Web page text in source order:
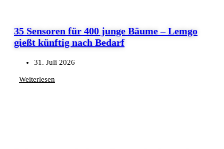
35 Sensoren für 400 junge Bäume – Lemgo
gießt künftig nach Bedarf
31. Juli 2026
Weiterlesen